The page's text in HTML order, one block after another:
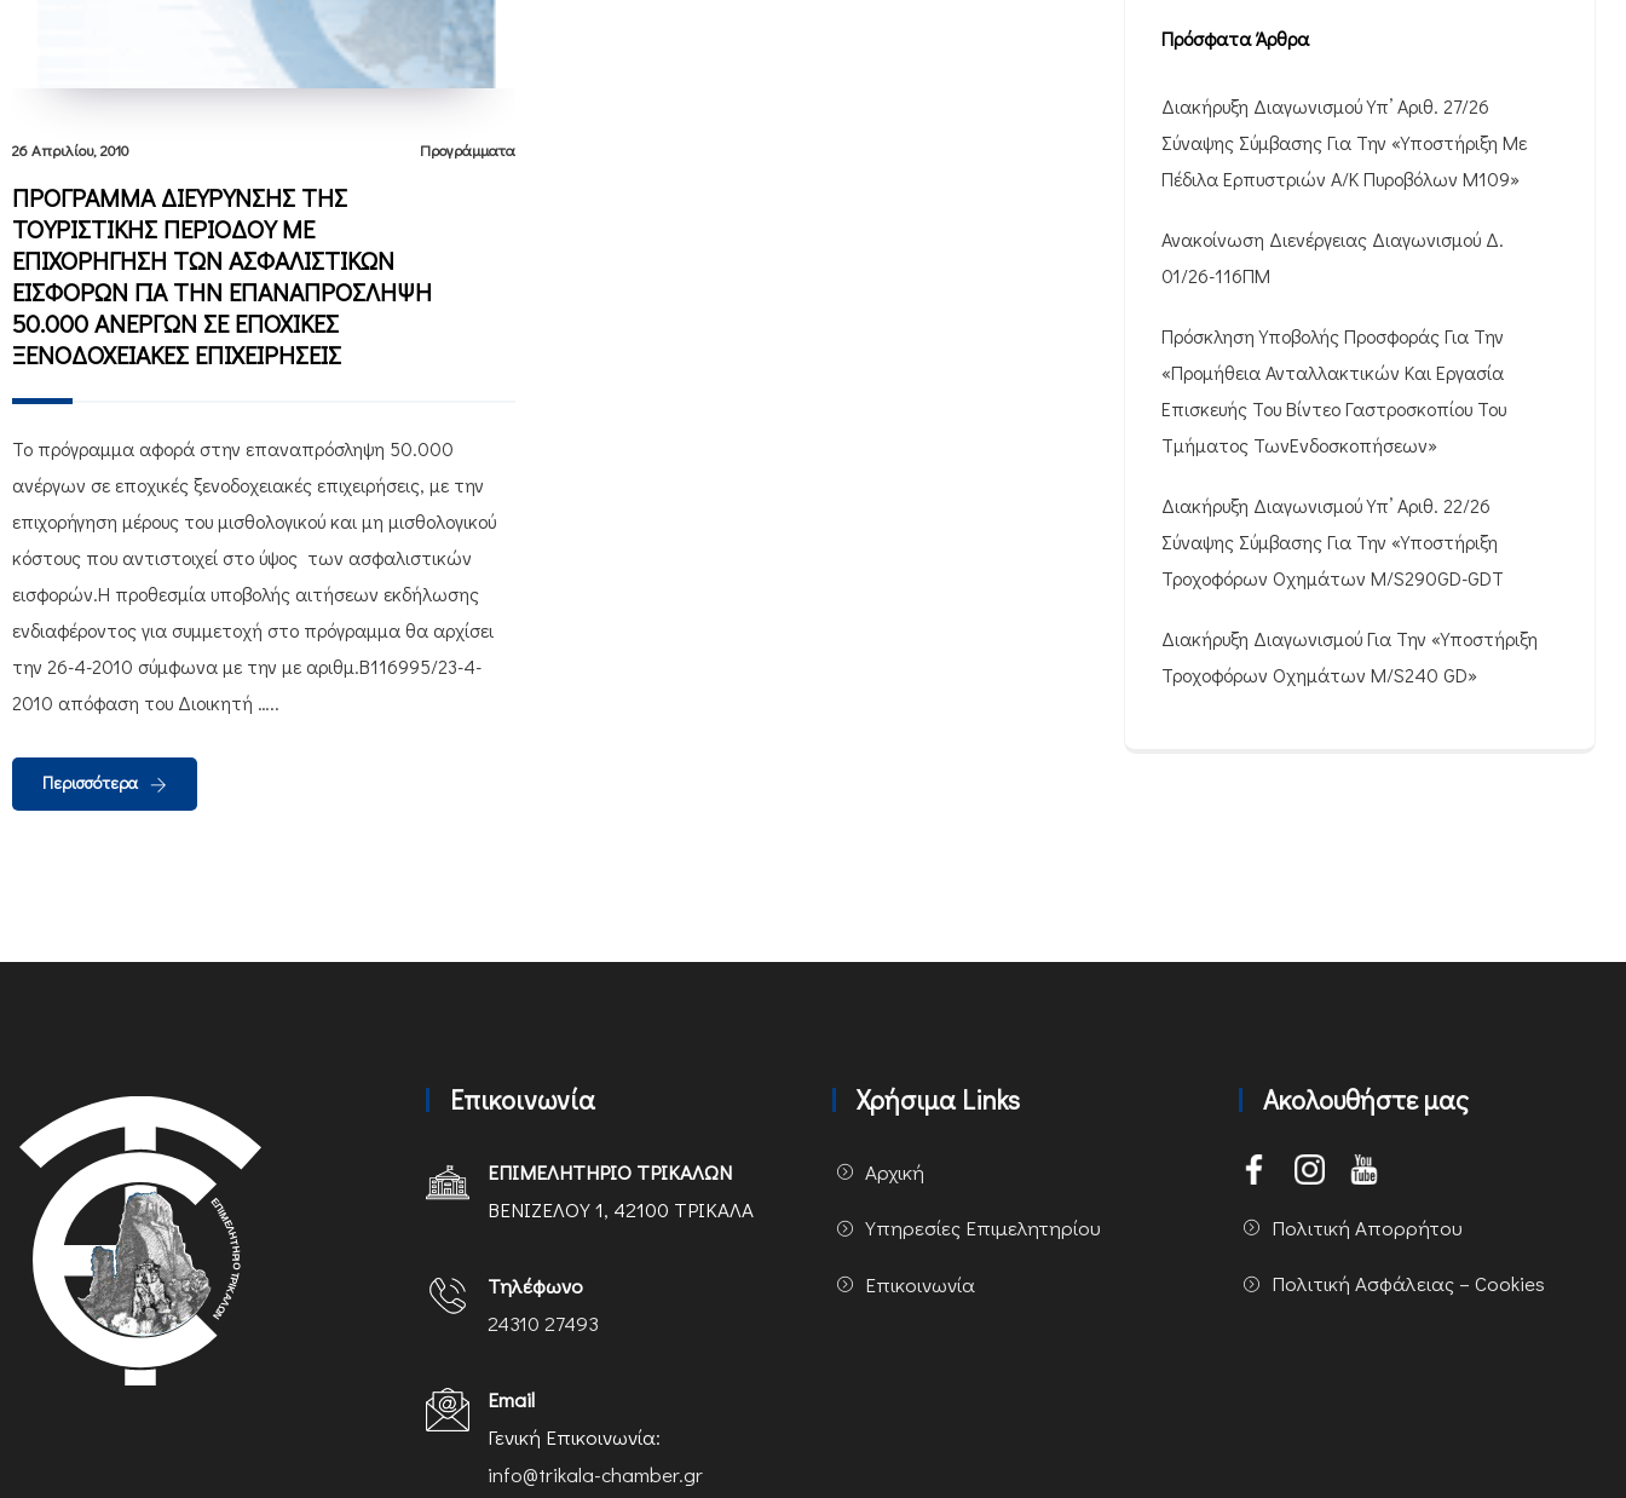
26 Απριλίου, 2010 Προγράμματα
ΠΡΟΓΡΑΜΜΑ ΔΙΕΥΡΥΝΣΗΣ ΤΗΣ
ΤΟΥΡΙΣΤΙΚΗΣ ΠΕΡΙΟΔΟΥ ΜΕ
ΕΠΙΧΟΡΗΓΗΣΗ ΤΩΝ ΑΣΦΑΛΙΣΤΙΚΩΝ
ΕΙΣΦΟΡΩΝ ΓΙΑ ΤΗΝ ΕΠΑΝΑΠΡΟΣΛΗΨΗ
50.000 ΑΝΕΡΓΩΝ ΣΕ ΕΠΟΧΙΚΕΣ
ΞΕΝΟΔΟΧΕΙΑΚΕΣ ΕΠΙΧΕΙΡΗΣΕΙΣ
Το πρόγραμμα αφορά στην επαναπρόσληψη 50.000
ανέργων σε εποχικές ξενοδοχειακές επιχειρήσεις, με την
επιχορήγηση μέρους του μισθολογικού και μη μισθολογικού
κόστους που αντιστοιχεί στο ύψος των ασφαλιστικών
εισφορών.Η προθεσμία υποβολής αιτήσεων εκδήλωσης
ενδιαφέροντος για συμμετοχή στο πρόγραμμα θα αρχίσει
την 26-4-2010 σύμφωνα με την με αριθμ.B116995/23-4-
2010 απόφαση του Διοικητή …..
Περισσότερα
Πρόσφατα Άρθρα
Διακήρυξη Διαγωνισμού Υπ’ Αριθ. 27/26
Σύναψης Σύμβασης Για Την «Υποστήριξη Με
Πέδιλα Ερπυστριών Α/Κ Πυροβόλων M109»
Ανακοίνωση Διενέργειας Διαγωνισμού Δ.
01/26-116ΠΜ
Πρόσκληση Υποβολής Προσφοράς Για Την
«Προμήθεια Ανταλλακτικών Και Εργασία
Επισκευής Του Βίντεο Γαστροσκοπίου Του
Τμήματος ΤωνΕνδοσκοπήσεων»
Διακήρυξη Διαγωνισμού Υπ’ Αριθ. 22/26
Σύναψης Σύμβασης Για Την «Υποστήριξη
Τροχοφόρων Οχημάτων M/S290GD-GDT
Διακήρυξη Διαγωνισμού Για Την «Υποστήριξη
Τροχοφόρων Οχημάτων M/S240 GD»
Επικοινωνία
ΕΠΙΜΕΛΗΤΗΡΙΟ ΤΡΙΚΑΛΩΝ
ΒΕΝΙΖΕΛΟΥ 1, 42100 ΤΡΙΚΑΛΑ
Τηλέφωνο
24310 27493
Email
Γενική Επικοινωνία:
info@trikala-chamber.gr
Χρήσιμα Links
Αρχική
Υπηρεσίες Επιμελητηρίου
Επικοινωνία
Ακολουθήστε μας
Πολιτική Απορρήτου
Πολιτική Ασφάλειας – Cookies